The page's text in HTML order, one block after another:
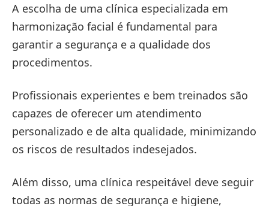
A escolha de uma clínica especializada em
harmonização facial é fundamental para
garantir a segurança e a qualidade dos
procedimentos.
Profissionais experientes e bem treinados são
capazes de oferecer um atendimento
personalizado e de alta qualidade, minimizando
os riscos de resultados indesejados.
Além disso, uma clínica respeitável deve seguir
todas as normas de segurança e higiene,